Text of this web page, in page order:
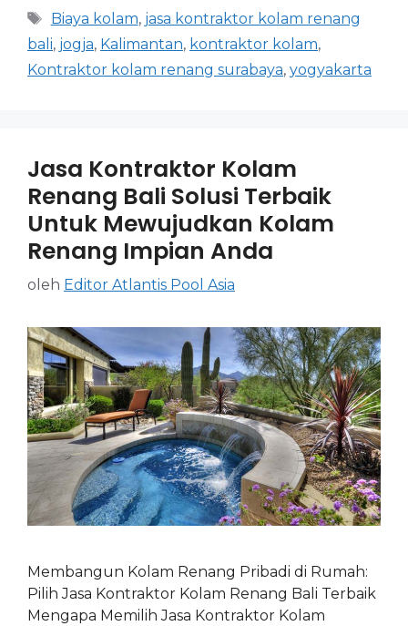
Biaya kolam, jasa kontraktor kolam renang
bali, jogja, Kalimantan, kontraktor kolam,
Kontraktor kolam renang surabaya, yogyakarta
Jasa Kontraktor Kolam
Renang Bali Solusi Terbaik
Untuk Mewujudkan Kolam
Renang Impian Anda
oleh Editor Atlantis Pool Asia
Membangun Kolam Renang Pribadi di Rumah:
Pilih Jasa Kontraktor Kolam Renang Bali Terbaik
Mengapa Memilih Jasa Kontraktor Kolam